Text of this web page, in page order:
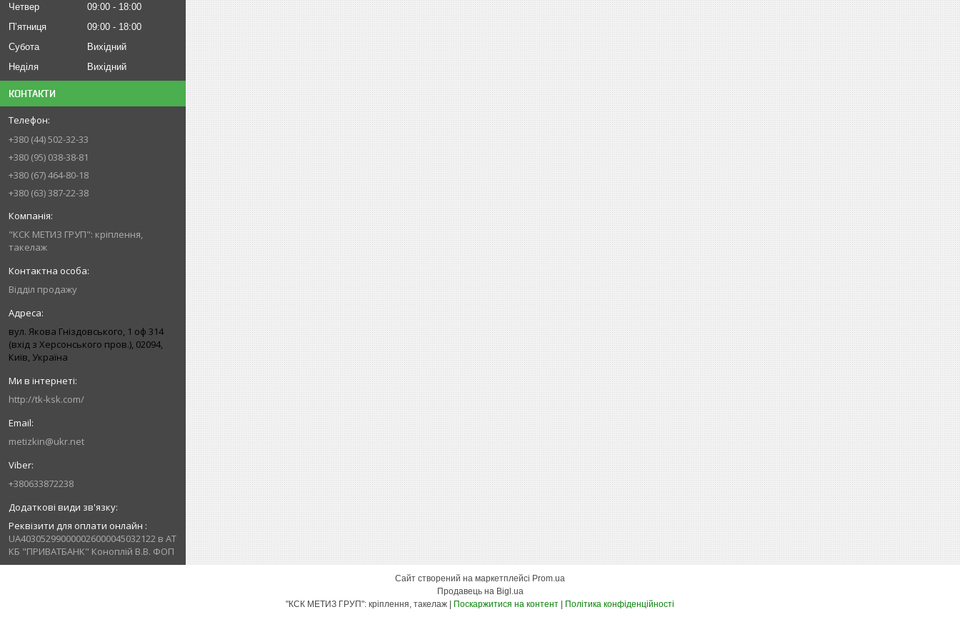
Четвер
09:00
18:00
Пʼятниця
09:00
18:00
Субота
Вихідний
Неділя
Вихідний
КОНТАКТИ
+380 (44) 502-32-33
+380 (95) 038-38-81
+380 (67) 464-80-18
+380 (63) 387-22-38
"КСК МЕТИЗ ГРУП": кріплення,
такелаж
Відділ продажу
вул. Якова Гніздовського, 1 оф 314
(вхід з Херсонського пров.), 02094,
Київ, Україна
http://tk-ksk.com/
metizkin@ukr.net
+380633872238
Реквізити для оплати онлайн
UA403052990000026000045032122 в АТ
КБ "ПРИВАТБАНК" Коноплій В.В. ФОП
Сайт створений на маркетплейсі Prom.ua
Продавець на Bigl.ua
Поскаржитися на контент Політика конфіденційності